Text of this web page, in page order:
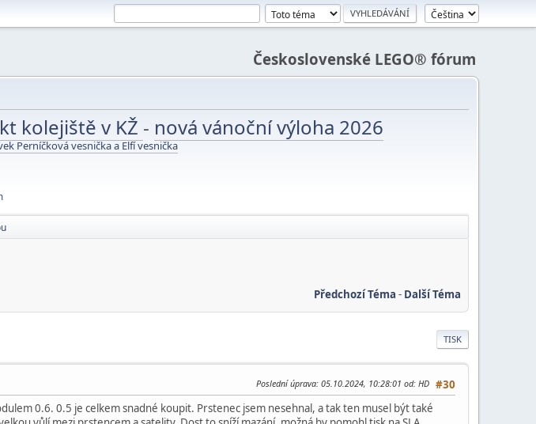
Československé LEGO® fórum
kolejiště v KŽ - nová vánoční výloha 2026
Perníčková vesnička a Elfí vesnička
Předchozí Téma - Další Téma
TISK
#30
Poslední úprava: 05.10.2024, 10:28:01 od: HD
0.6. 0.5 je celkem snadné koupit. Prstenec jsem nesehnal, a tak ten musel být také